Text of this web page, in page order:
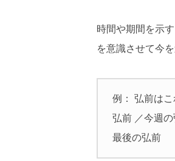
時間や期間を示
を意識させて今
例： 弘前は
弘前 ／今週
最後の弘前